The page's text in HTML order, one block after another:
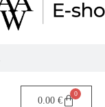
0.00 €
0